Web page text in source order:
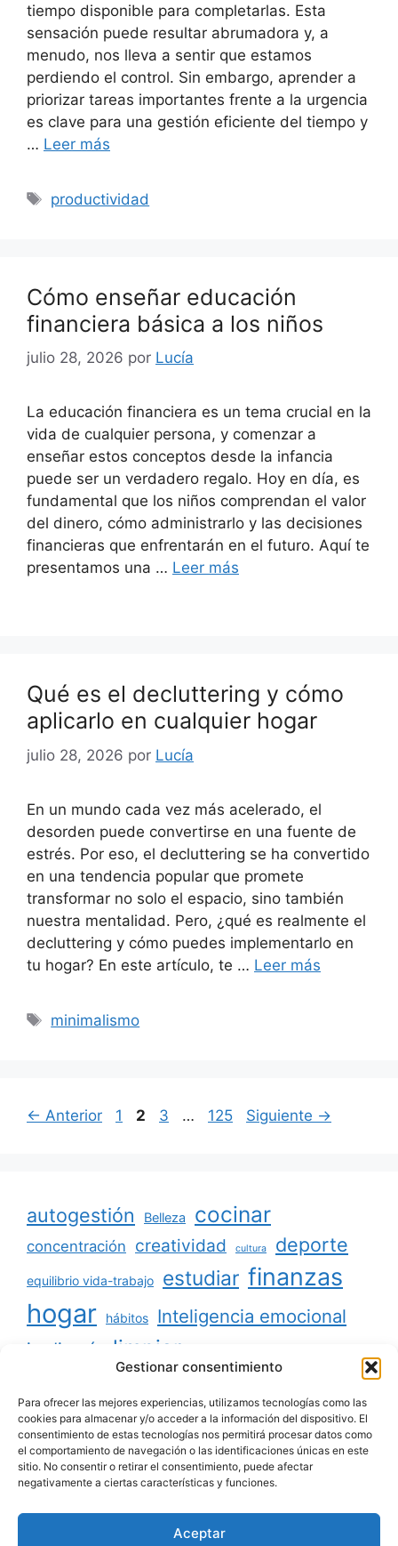
Gestionar consentimiento
Para ofrecer las mejores experiencias, utilizamos tecnologías como las
cookies para almacenar y/o acceder a la información del dispositivo. El
consentimiento de estas tecnologías nos permitirá procesar datos como
el comportamiento de navegación o las identificaciones únicas en este
sitio. No consentir o retirar el consentimiento, puede afectar
negativamente a ciertas características y funciones.
Aceptar
tiempo disponible para completarlas. Esta
sensación puede resultar abrumadora y, a
menudo, nos lleva a sentir que estamos
perdiendo el control. Sin embargo, aprender a
priorizar tareas importantes frente a la urgencia
es clave para una gestión eficiente del tiempo y
… Leer más
Etiquetas
productividad
Cómo enseñar educación
financiera básica a los niños
julio 28, 2026 por Lucía
La educación financiera es un tema crucial en la
vida de cualquier persona, y comenzar a
enseñar estos conceptos desde la infancia
puede ser un verdadero regalo. Hoy en día, es
fundamental que los niños comprendan el valor
del dinero, cómo administrarlo y las decisiones
financieras que enfrentarán en el futuro. Aquí te
presentamos una … Leer más
Qué es el decluttering y cómo
aplicarlo en cualquier hogar
julio 28, 2026 por Lucía
En un mundo cada vez más acelerado, el
desorden puede convertirse en una fuente de
estrés. Por eso, el decluttering se ha convertido
en una tendencia popular que promete
transformar no solo el espacio, sino también
nuestra mentalidad. Pero, ¿qué es realmente el
decluttering y cómo puedes implementarlo en
tu hogar? En este artículo, te … Leer más
Etiquetas
minimalismo
← Anterior Página
1 Página
2 Página
3 … Página
125 Siguiente →
autogestión Belleza cocinar
concentración creatividad cultura deporte
equilibrio vida-trabajo estudiar finanzas
hogar hábitos Inteligencia emocional
jardinería limpiar
minimalismo niños
ordenar organizar productividad
reciclaje relaciones sociales salud
tecnología viajar voluntariado